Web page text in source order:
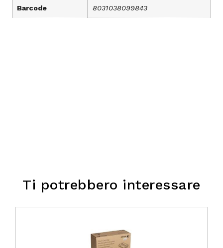
Barcode 8031038099843
Ti potrebbero interessare